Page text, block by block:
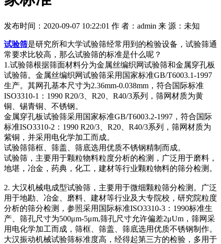
发布时间：2020-09-07 10:22:01 作 者：admin 来 源：未知
试验筛是研究所和大学试验筛经常用到的检验设备，试验筛通
常要求比较高，那么试验筛的标准是什么呢？
1.试验筛根据筛面材料分为金属丝编织网试验筛和金属穿孔板
试验筛。金属丝编织网试验筛采用国家标准GB/T6003.1-1997
生产。其网孔基本尺寸为2.36mm-0.038mm，符合国际标准
ISO3310-1：1990 R20/3、R20、R40/3系列，筛网材质为黄
铜、锡青铜、不锈钢。
金属穿孔板试验筛采用国家标准GB/T6003.2-1997，符合国际
标准ISO3310-2：1990 R20/3、R20、R40/3系列，筛网材质为
紫铜，并采用电化学加工而成。
试验筛筛框、筛盖、筛底选用优质不锈钢精制而成。
试验筛，主要用于颗粒物料粒度分析的检测，广泛用于磨料，
地堪，冶金，药典，化工，建材等行业颗粒物料的筛分检测。
2. 大汉机械电成型试验筛，主要用于微细颗粒筛分检测。广泛
用于地勘、冶金、磨料、建材等行业及大专院校，研究院粒度
分析的筛分检测，参照采用国际标准ISO3310-3：1990标准生
产、筛孔尺寸为500μm-5μm,筛孔尺寸允许偏差2μUm，筛网采
用电化学加工而成，筛框、筛盖、筛底选用优质不锈钢制作。
大汉振动机械试验筛标准度高，经得起第三方的检验，多用于